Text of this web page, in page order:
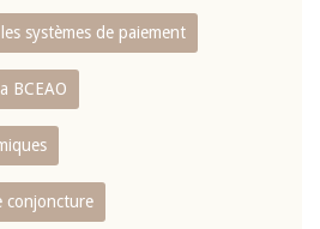
systèmes de paiement
BCEAO
conjoncture